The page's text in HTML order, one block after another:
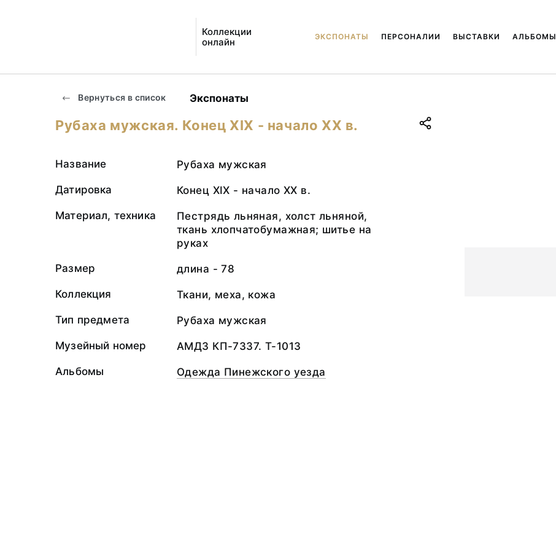
Коллекции
онлайн
ЭКСПОНАТЫ ПЕРСОНАЛИИ ВЫСТАВКИ АЛЬБОМЫ
Вернуться в список Экспонаты
Рубаха мужская. Конец ХIХ - начало ХХ в.
Название Рубаха мужская
Датировка Конец ХIХ - начало ХХ в.
Материал, техника
Пестрядь льняная, холст льняной,
ткань хлопчатобумажная; шитье на
руках
Размер длина - 78
Коллекция Ткани, меха, кожа
Тип предмета Рубаха мужская
Музейный номер АМДЗ КП-7337. Т-1013
Альбомы Одежда Пинежского уезда